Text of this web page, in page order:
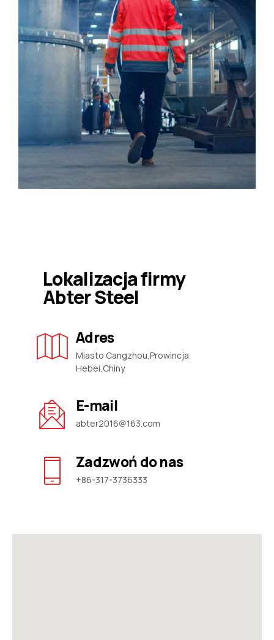
Lokalizacja firmy
Abter Steel
Adres
Miasto Cangzhou,Prowincja
Hebei,Chiny
E-mail
abter2016@163.com
Zadzwoń do nas
+86-317-3736333